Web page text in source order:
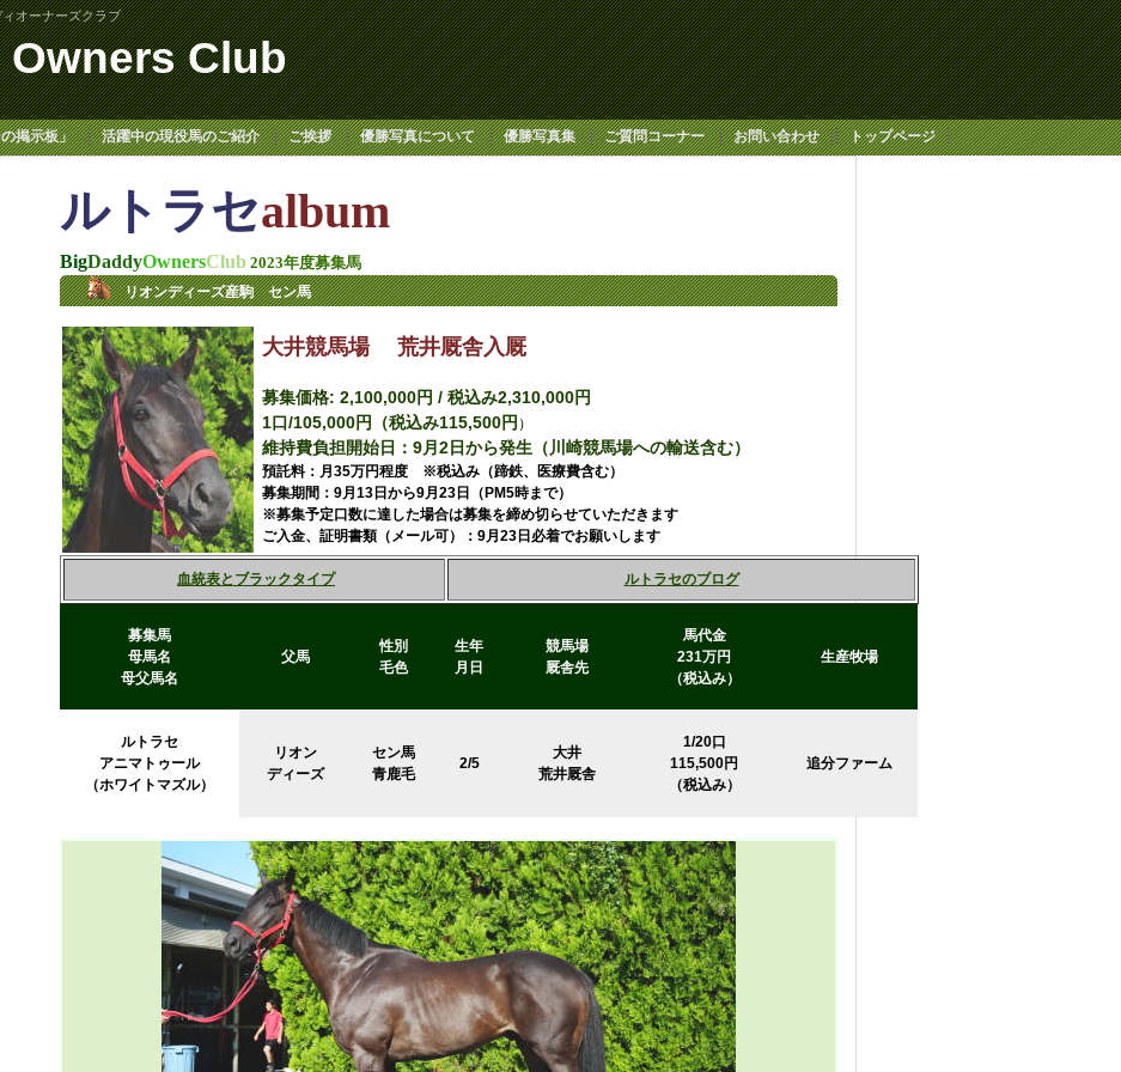
オーナーズクラブ
Club
掲示板」 活躍中の現役馬のご紹介 ご挨拶 優勝写真について 優勝写真集 ご質問コーナー お問い合わせ トップページ
ルトラセalbum
BigDaddyOwnersClub 2023年度募集馬
リオンディーズ産駒 セン馬
大井競馬場 荒井厩舎入厩
募集価格: 2,100,000円 / 税込み2,310,000円
1口/105,000円（税込み115,500円 ）
維持費負担開始日：9月2日から発生（川崎競馬場への輸送含む）
預託料：月35万円程度 ※税込み（蹄鉄、医療費含む）
募集期間：9月13日から9月23日（PM5時まで）
※募集予定口数に達した場合は募集を締め切らせていただきます
ご入金、証明書類（メール可）：9月23日必着でお願いします
血統表とブラックタイプ ルトラセのブログ
募集馬
母馬名
母父馬名
父馬
性別
毛色
生年
月日
競馬場
厩舎先
馬代金
231万円
（税込み）
生産牧場
ルトラセ
アニマトゥール
（ホワイトマズル）
リオン
ディーズ
セン馬
青鹿毛
2/5
大井
荒井厩舎
1/20口
115,500円
（税込み）
追分ファーム